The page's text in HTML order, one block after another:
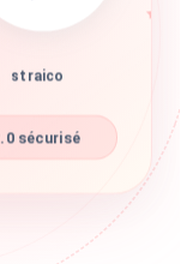
straico
sécurisé